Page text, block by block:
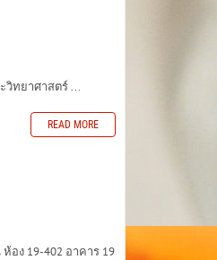
วิทยาศาสตร์ ...
READ MORE
ง 19-402 อาคาร 19